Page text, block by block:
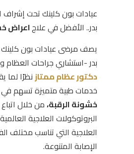
عيادات بون كلينك تحت إشراف
بدر.. الأفضل في علاجاعراض
يصف مرضى عيادات بون كلينك
بدر -استشاري جراحات العظام
دكتور عظام ممتازنظرًا
خدمات طبية متميزة تسهم في
خشونة الرقبة،من خلال
البروتوكولات العلاجية
العلاجية التي تناسب مختلف
الإصابة المتنوعة.